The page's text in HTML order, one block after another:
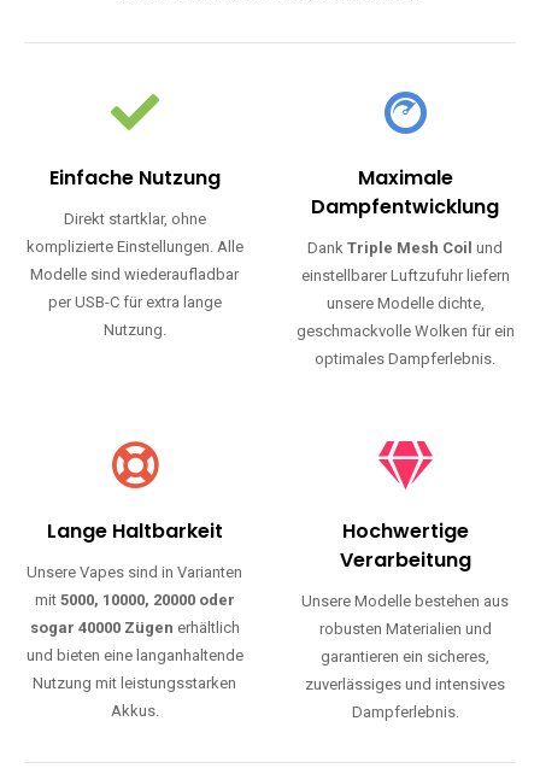
Einfache Nutzung
Direkt startklar, ohne
komplizierte Einstellungen. Alle
Modelle sind wiederaufladbar
per USB-C für extra lange
Nutzung.
Maximale
Dampfentwicklung
DankTriple Mesh Coil und
einstellbarer Luftzufuhr liefern
unsere Modelle dichte,
geschmackvolle Wolken für ein
optimales Dampferlebnis.
Lange Haltbarkeit
Unsere Vapes sind in Varianten
mit 5000, 10000, 20000 oder
sogar 40000 Zügen erhältlich
und bieten eine langanhaltende
Nutzung mit leistungsstarken
Akkus.
Hochwertige
Verarbeitung
Unsere Modelle bestehen aus
robusten Materialien und
garantieren ein sicheres,
zuverlässiges und intensives
Dampferlebnis.